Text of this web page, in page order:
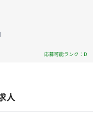
ターフォール、アジャイ
ト駆動開発、プロトタイ
める女性の割合
応募可能ランク：D
人